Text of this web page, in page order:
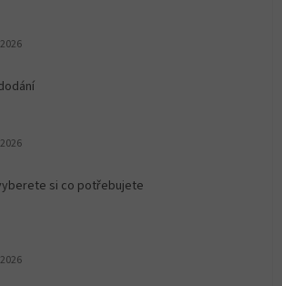
obchodu je 5 z 5 hvězdiček.
obchodu je 5 z 5 hvězdiček.
si co potřebujete
obchodu je 5 z 5 hvězdiček.